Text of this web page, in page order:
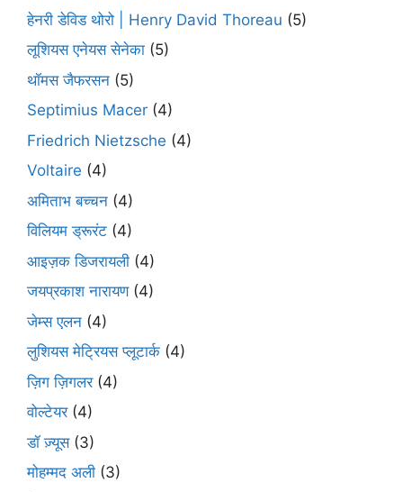
हेनरी डेविड थोरो | Henry David Thoreau (5)
लूशियस एनेयस सेनेका (5)
थॉमस जैफरसन (5)
Septimius Macer (4)
Friedrich Nietzsche (4)
Voltaire (4)
अमिताभ बच्चन (4)
विलियम ड्रूरंट (4)
आइज़क डिजरायली (4)
जयप्रकाश नारायण(4)
जेम्स एलन (4)
लुशियस मेट्रियस प्लूटार्क (4)
ज़िग ज़िगलर(4)
वोल्टेयर(4)
डॉ ज़्यूस(3)
मोहम्मद अली (3)